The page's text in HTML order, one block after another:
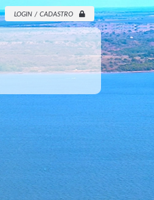
LOGIN / CADASTRO